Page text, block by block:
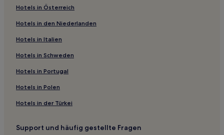
Hotels nahe Pico Isabel de Torres
Munoz Hotels
Hotels nahe Berg Isabel de Torres
Residencial Praderas de Marapica: Hotels
Residencial El Doral: Hotels
Costa Dorada: Hotels
Hotels nahe Playa Dorada
Sosúa Hotels
Hotels in Österreich
Hotels in den Niederlanden
Hotels in Italien
Hotels in Schweden
Hotels in Portugal
Hotels in Polen
Hotels in der Türkei
Support und häufig gestellte Fragen